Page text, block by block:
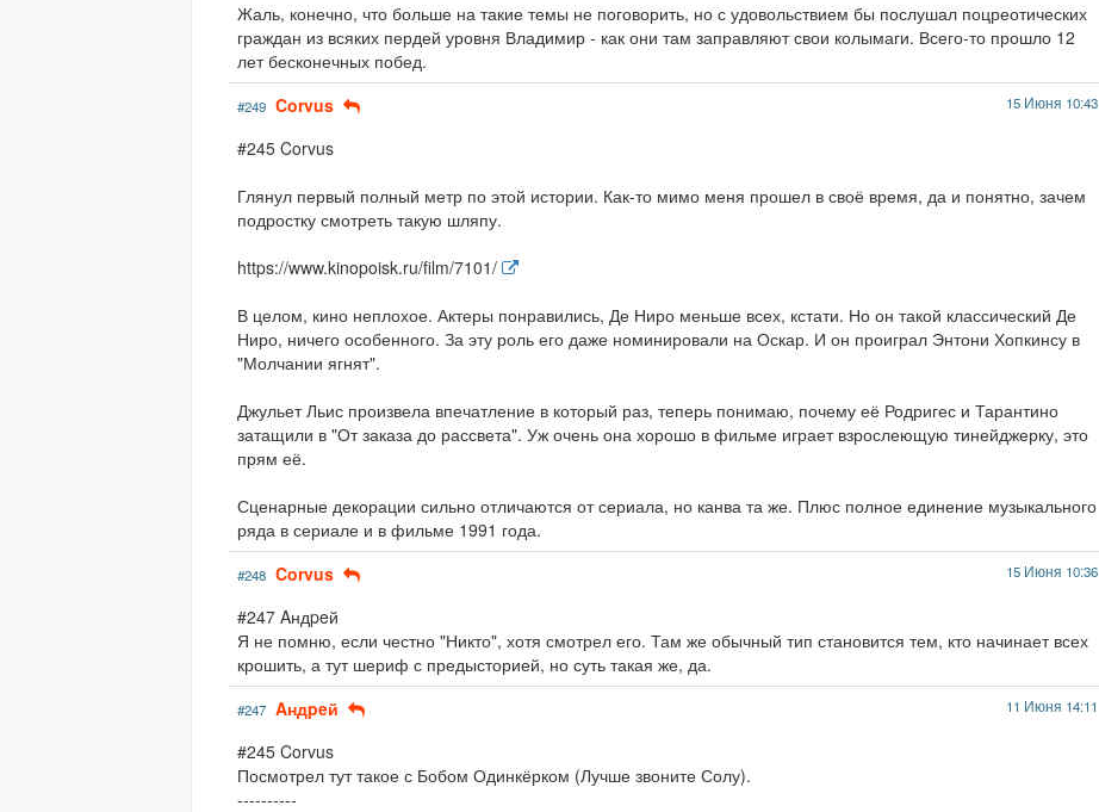
Жаль, конечно, что больше на такие темы не поговорить, но с удовольствием бы послушал поцреотических
граждан из всяких пердей уровня Владимир - как они там заправляют свои колымаги. Всего-то прошло 12
лет бесконечных побед.
#249 Corvus 15 Июня 10:43
#245 Corvus
Глянул первый полный метр по этой истории. Как-то мимо меня прошел в своё время, да и понятно, зачем
подростку смотреть такую шляпу.
https://www.kinopoisk.ru/film/7101/
В целом, кино неплохое. Актеры понравились, Де Ниро меньше всех, кстати. Но он такой классический Де
Ниро, ничего особенного. За эту роль его даже номинировали на Оскар. И он проиграл Энтони Хопкинсу в
"Молчании ягнят".
Джульет Льис произвела впечатление в который раз, теперь понимаю, почему её Родригес и Тарантино
затащили в "От заказа до рассвета". Уж очень она хорошо в фильме играет взрослеющую тинейджерку, это
прям её.
Сценарные декорации сильно отличаются от сериала, но канва та же. Плюс полное единение музыкального
ряда в сериале и в фильме 1991 года.
#248 Corvus 15 Июня 10:36
#247 Aндpeй
Я не помню, если честно "Никто", хотя смотрел его. Там же обычный тип становится тем, кто начинает всех
крошить, а тут шериф с предысторией, но суть такая же, да.
#247 Aндpeй 11 Июня 14:11
#245 Corvus
Посмотрел тут такое с Бобом Одинкёрком (Лучше звоните Солу).
----------